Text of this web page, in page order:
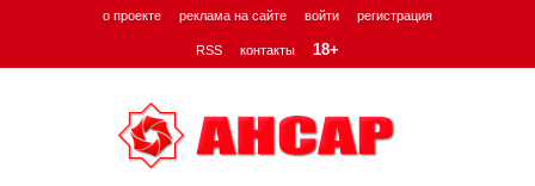
о проекте реклама на сайте войти регистрация
RSS контакты 18+